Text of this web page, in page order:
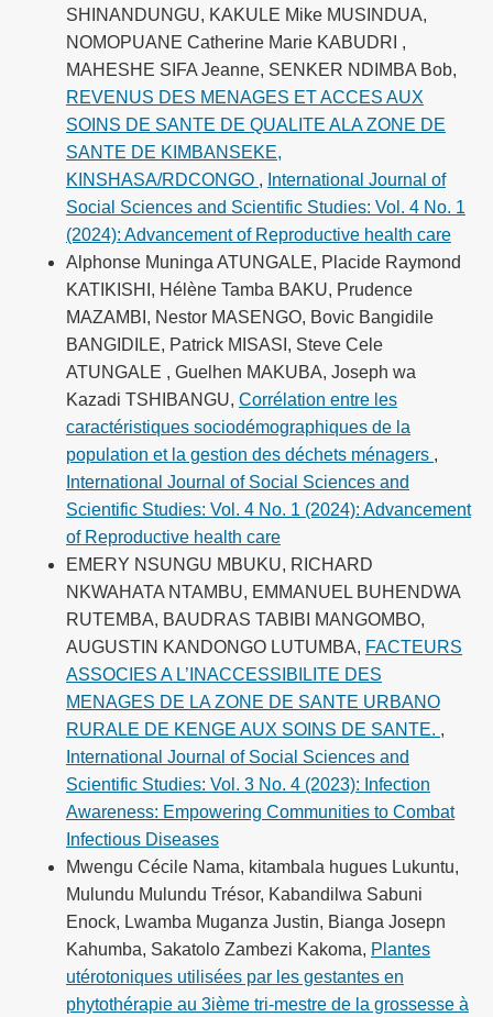
SHINANDUNGU, KAKULE Mike MUSINDUA,
NOMOPUANE Catherine Marie KABUDRI ,
MAHESHE SIFA Jeanne, SENKER NDIMBA Bob,
REVENUS DES MENAGES ET ACCES AUX
SOINS DE SANTE DE QUALITE ALA ZONE DE
SANTE DE KIMBANSEKE,
KINSHASA/RDCONGO , International Journal of
Social Sciences and Scientific Studies: Vol. 4 No. 1
(2024): Advancement of Reproductive health care
Alphonse Muninga ATUNGALE, Placide Raymond
KATIKISHI, Hélène Tamba BAKU, Prudence
MAZAMBI, Nestor MASENGO, Bovic Bangidile
BANGIDILE, Patrick MISASI, Steve Cele
ATUNGALE , Guelhen MAKUBA, Joseph wa
Kazadi TSHIBANGU, Corrélation entre les
caractéristiques sociodémographiques de la
population et la gestion des déchets ménagers ,
International Journal of Social Sciences and
Scientific Studies: Vol. 4 No. 1 (2024): Advancement
of Reproductive health care
EMERY NSUNGU MBUKU, RICHARD
NKWAHATA NTAMBU, EMMANUEL BUHENDWA
RUTEMBA, BAUDRAS TABIBI MANGOMBO,
AUGUSTIN KANDONGO LUTUMBA, FACTEURS
ASSOCIES A L’INACCESSIBILITE DES
MENAGES DE LA ZONE DE SANTE URBANO
RURALE DE KENGE AUX SOINS DE SANTE. ,
International Journal of Social Sciences and
Scientific Studies: Vol. 3 No. 4 (2023): Infection
Awareness: Empowering Communities to Combat
Infectious Diseases
Mwengu Cécile Nama, kitambala hugues Lukuntu,
Mulundu Mulundu Trésor, Kabandilwa Sabuni
Enock, Lwamba Muganza Justin, Bianga Josepn
Kahumba, Sakatolo Zambezi Kakoma, Plantes
utérotoniques utilisées par les gestantes en
phytothérapie au 3ième tri-mestre de la grossesse à